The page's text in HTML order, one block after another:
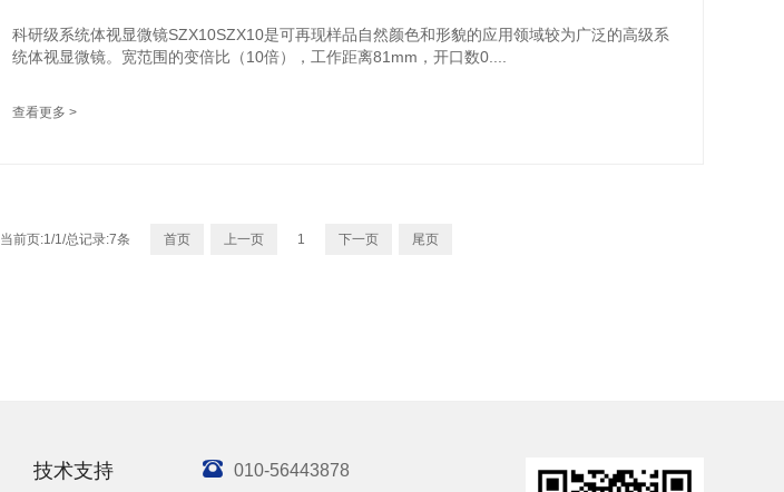
科研级系统体视显微镜SZX10SZX10是可再现样品自然颜色和形貌的应用领域较为广泛的高级系
统体视显微镜。宽范围的变倍比（10倍），工作距离81mm，开口数0....
查看更多 >
当前页:1/1/总记录:7条 首页 上一页 1 下一页 尾页
技术支持  010-56443878